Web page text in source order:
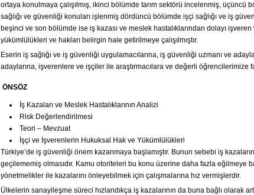
ortaya konulmaya çalışılmış, ikinci bölümde tarım sektörü incelenmiş, üçüncü
sağlığı ve güvenliği konuları işlenmiş dördüncü bölümde işçi sağlığı ve iş
beşinci ve son bölümde ise iş kazası ve meslek hastalıklarından dolayı
yükümlülükleri ve hakları belirgin hale getirilmeye çalışılmıştır.
Eserin iş sağlığı ve iş güvenliği uygulamacılarına, iş güvenliği uzmanı ve
adaylarına, işverenlere ve işçiler ile araştırmacılara ve değerli öğrencilerimize
ÖNSÖZ
İş Kazaları ve Meslek Hastalıklarının Analizi
Risk Değerlendirilmesi
Teori – Mevzuat
İşçi ve İşverenlerin Hukuksal Hak ve Yükümlülükleri
Türkiye’de iş güvenliği önem kazanmaya başlamıştır. Bunun sebebi iş
geçilememiş olmasıdır. Kamu otoriteleri bu konu üzerine daha fazla eğilmeye
yönetmelikler ile kazalarını önleyebilmek için çalışmalarına hız vermişlerdir.
Ülkelerin sanayileşme süreci hızlandıkça iş kazalarının da buna bağlı olarak